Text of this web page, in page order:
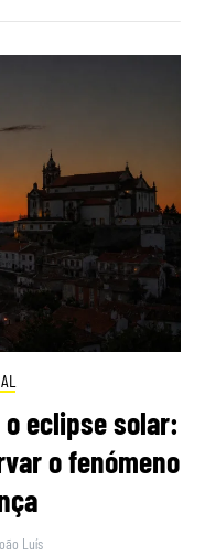
eclipse solar:
o fenómeno
Luís